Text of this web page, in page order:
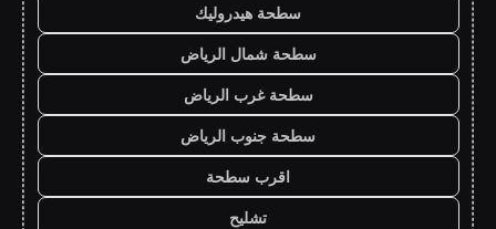
سطحة هيدروليك
سطحة شمال الرياض
سطحة غرب الرياض
سطحة جنوب الرياض
اقرب سطحة
تشليح